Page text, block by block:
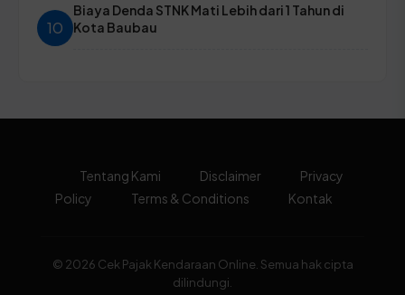
10
Biaya Denda STNK Mati Lebih dari 1 Tahun di
Kota Baubau
Tentang Kami Disclaimer
Privacy
Policy
Terms & Conditions Kontak
© 2026 Cek Pajak Kendaraan Online. Semua hak cipta
dilindungi.